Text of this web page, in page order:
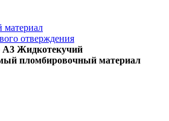
отверждения
A3 Жидкотекучий
пломбировочный материал